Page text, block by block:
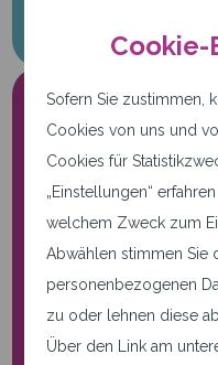
Cookie-
Sofern Sie zustimmen,
Cookies von uns und
Cookies für
„Einstellungen“
welchem Zweck zum
Abwählen stimmen Sie
personenbezogenen
zu oder lehnen diese ab.
Über den Link am
Nur
Diese